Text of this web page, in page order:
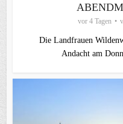
vor 4 Tagen
Die Landfrauen
Andacht am